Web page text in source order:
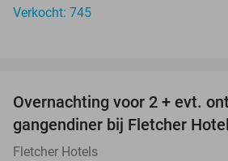
Verkocht: 745
Overnachting voor 2 + evt.
gangendiner bij Fletcher
Fletcher Hotels